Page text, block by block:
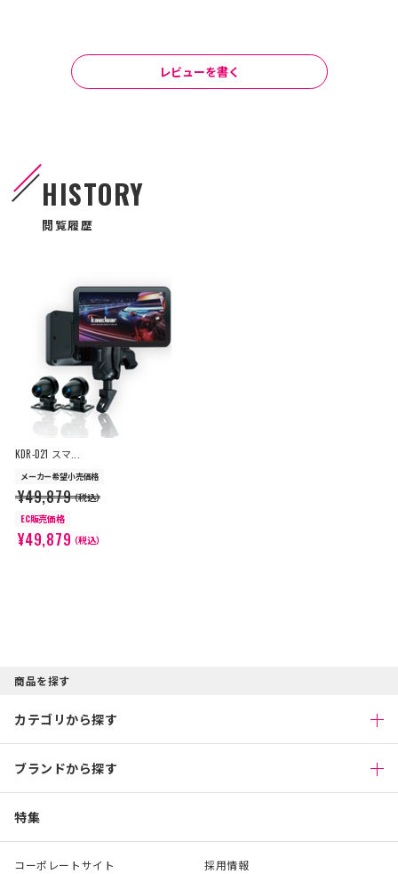
レビューを書く
HISTORY
閲覧履歴
KDR-D21 スマ...
メーカー希望小売価格
¥49,879（税込）
EC販売価格
¥49,879（税込）
商品を探す
カテゴリから探す
ブランドから探す
特集
コーポレートサイト
採用情報